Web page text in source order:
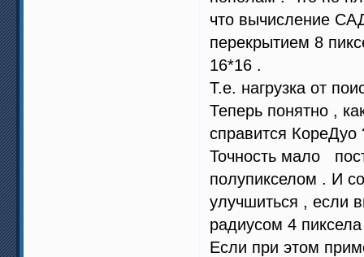
что вычисление
перекрытием 8
16*16 .
Т.е. нагрузка от
Теперь понятно ,
справится КореДуо
Точность мало
полупикселом . И
улучшиться , если
радиусом 4
Если при этом